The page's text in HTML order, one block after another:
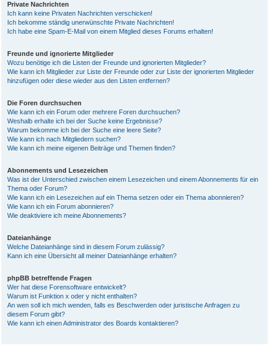
Private Nachrichten
Ich kann keine Privaten Nachrichten verschicken!
Ich bekomme ständig unerwünschte Private Nachrichten!
Ich habe eine Spam-E-Mail von einem Mitglied dieses Forums erhalten!
Freunde und ignorierte Mitglieder
Wozu benötige ich die Listen der Freunde und ignorierten Mitglieder?
Wie kann ich Mitglieder zur Liste der Freunde oder zur Liste der ignorierten Mitglieder
hinzufügen oder diese wieder aus den Listen entfernen?
Die Foren durchsuchen
Wie kann ich ein Forum oder mehrere Foren durchsuchen?
Weshalb erhalte ich bei der Suche keine Ergebnisse?
Warum bekomme ich bei der Suche eine leere Seite?
Wie kann ich nach Mitgliedern suchen?
Wie kann ich meine eigenen Beiträge und Themen finden?
Abonnements und Lesezeichen
Was ist der Unterschied zwischen einem Lesezeichen und einem Abonnements für ein
Thema oder Forum?
Wie kann ich ein Lesezeichen auf ein Thema setzen oder ein Thema abonnieren?
Wie kann ich ein Forum abonnieren?
Wie deaktiviere ich meine Abonnements?
Dateianhänge
Welche Dateianhänge sind in diesem Forum zulässig?
Kann ich eine Übersicht all meiner Dateianhänge erhalten?
phpBB betreffende Fragen
Wer hat diese Forensoftware entwickelt?
Warum ist Funktion x oder y nicht enthalten?
An wen soll ich mich wenden, falls es Beschwerden oder juristische Anfragen zu
diesem Forum gibt?
Wie kann ich einen Administrator des Boards kontaktieren?